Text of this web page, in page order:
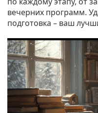
вечерних программ.
подготовка – ваш